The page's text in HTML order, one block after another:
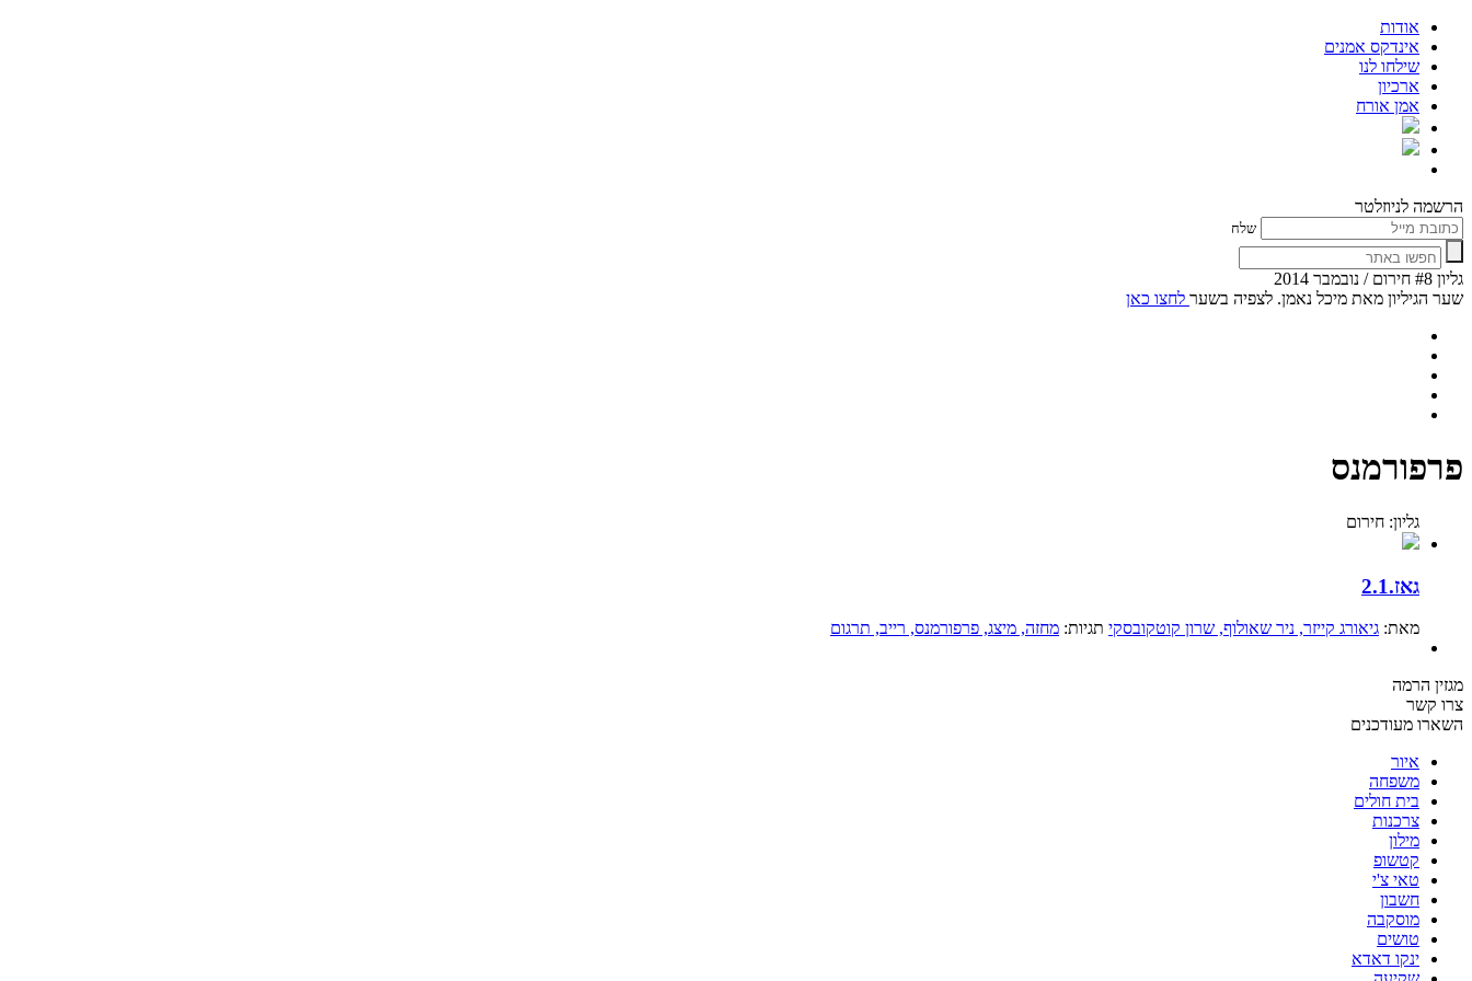
אודות
אינדקס אמנים
שילחו לנו
ארכיון
אמן אורח
הרשמה לניוזלטר
שלח
גליון #8 חירום / נובמבר 2014
שער הגיליון מאת מיכל נאמן. לצפיה בשער לחצו כאן
פרפורמנס
גליון: חירום
גאז.2.1
מאת: גיאורג קייזר, ניר שאולוף, שרון קוטקובסקי תגיות: מחזה, מיצג, פרפורמנס, רייב, תרגום
מגזין הרמה
צרו קשר
השארו מעודכנים
איור
משפחה
בית חולים
צרכנות
מילון
קטשופ
טאי צ'י
חשבון
מוסקבה
טושים
ינקו דאדא